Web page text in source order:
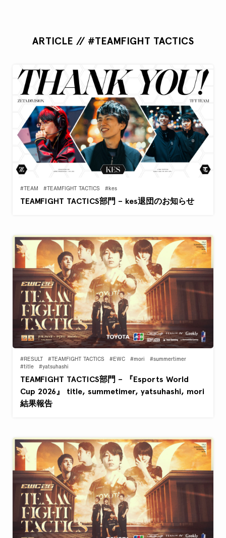
ARTICLE // #TEAMFIGHT TACTICS
#TEAM #TEAMFIGHT TACTICS #kes
TEAMFIGHT TACTICS部門 – kes退団のお知らせ
#RESULT #TEAMFIGHT TACTICS #EWC #mori
#summertimer
#title
#yatsuhashi
TEAMFIGHT TACTICS部門 – 『Esports World
Cup 2026』 title, summetimer, yatsuhashi, mori
結果報告